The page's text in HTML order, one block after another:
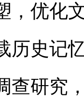
，优化
历史记
查研究